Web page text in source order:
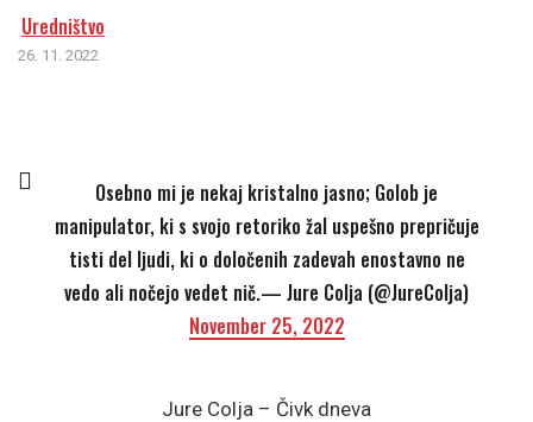
Uredništvo
26. 11. 2022
Osebno mi je nekaj kristalno jasno; Golob je
manipulator, ki s svojo retoriko žal uspešno prepričuje
tisti del ljudi, ki o določenih zadevah enostavno ne
vedo ali nočejo vedet nič.— Jure Colja (@JureColja)
November 25, 2022
Jure Colja – Čivk dneva